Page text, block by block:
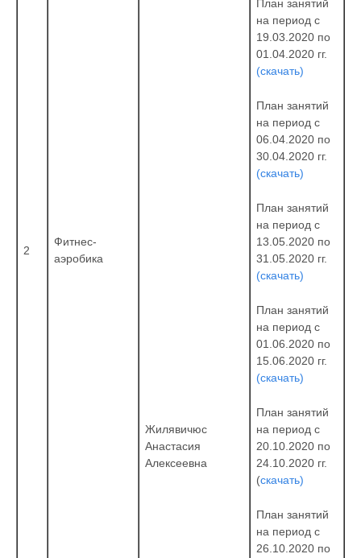
2
Фитнес-
аэробика
Жилявичюс
Анастасия
Алексеевна
План занятий
на период с
19.03.2020 по
01.04.2020 гг.
(скачать)
План занятий
на период с
06.04.2020 по
30.04.2020 гг.
(скачать)
План занятий
на период с
13.05.2020 по
31.05.2020 гг.
(скачать)
План занятий
на период с
01.06.2020 по
15.06.2020 гг.
(скачать)
План занятий
на период с
20.10.2020 по
24.10.2020 гг.
(скачать)
План занятий
на период с
26.10.2020 по